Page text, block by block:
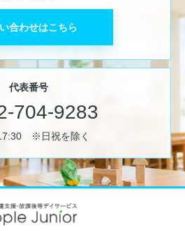
合わせはこちら
代表番号
704-9283
※日祝を除く